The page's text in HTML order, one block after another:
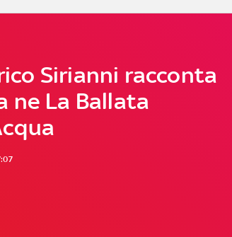
Sirianni racconta
ne La Ballata